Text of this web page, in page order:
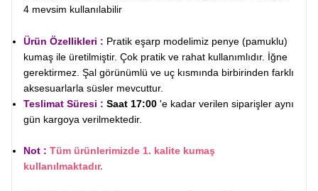
4 mevsim kullanılabilir
Ürün Özellikleri : Pratik eşarp modelimiz penye (pamuklu)
kumaş ile üretilmiştir. Çok pratik ve rahat kullanımlıdır. İğne
gerektirmez. Şal görünümlü ve uç kısmında birbirinden farklı
aksesuarlarla süsler mevcuttur.
Teslimat Süresi : Saat 17:00 'e kadar verilen siparişler aynı
gün kargoya verilmektedir.
Not : Tüm ürünlerimizde 1. kalite kumaş
kullanılmaktadır.